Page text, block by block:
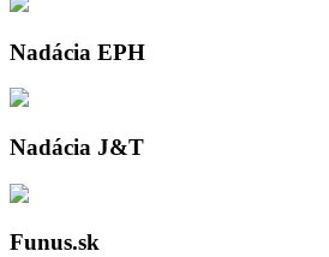
Nadácia EPH
Nadácia J&T
Funus.sk